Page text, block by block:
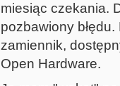
miesiąc czekania.
pozbawiony błędu.
zamiennik,
Open Hardware.